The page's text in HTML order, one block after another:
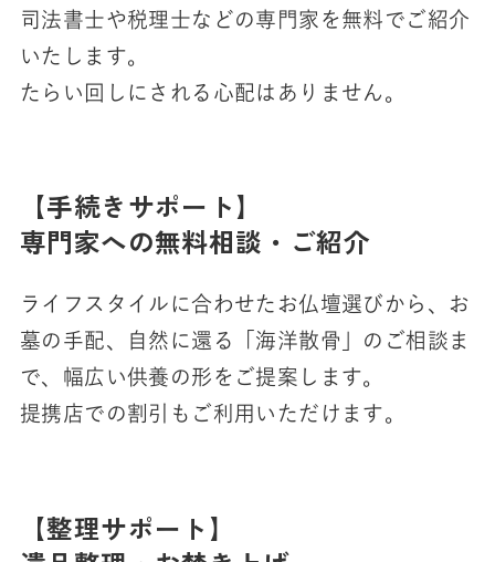
司法書士や税理士などの専門家を無料でご紹介
いたします。
たらい回しにされる心配はありません。
【手続きサポート】
専門家への無料相談・ご紹介
ライフスタイルに合わせたお仏壇選びから、お
墓の手配、自然に還る「海洋散骨」のご相談ま
で、幅広い供養の形をご提案します。
提携店での割引もご利用いただけます。
【整理サポート】